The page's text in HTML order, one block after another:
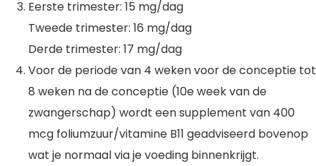
Eerste trimester: 15 mg/dag
Tweede trimester: 16 mg/dag
Derde trimester: 17 mg/dag
Voor de periode van 4 weken voor de conceptie tot
8 weken na de conceptie (10e week van de
zwangerschap) wordt een supplement van 400
mcg foliumzuur/vitamine B11 geadviseerd bovenop
wat je normaal via je voeding binnenkrijgt.